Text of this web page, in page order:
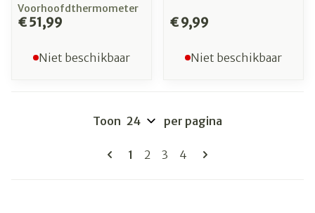
Voorhoofdthermometer
€ 51,99
Niet beschikbaar
€ 9,99
Niet beschikbaar
Pagina's
U lees momenteel pagina
1 Pagina
2 Pagina
3 Pagina
4
Toon per pagina